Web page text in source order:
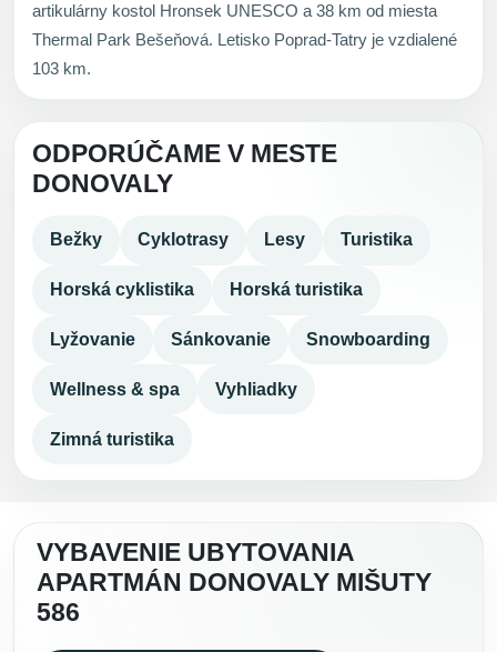
artikulárny kostol Hronsek UNESCO a 38 km od miesta
Thermal Park Bešeňová. Letisko Poprad-Tatry je vzdialené
103 km.
ODPORÚČAME V MESTE
DONOVALY
Bežky Cyklotrasy Lesy Turistika
Horská cyklistika Horská turistika
Lyžovanie Sánkovanie Snowboarding
Wellness & spa Vyhliadky
Zimná turistika
VYBAVENIE UBYTOVANIA
APARTMÁN DONOVALY MIŠUTY
586